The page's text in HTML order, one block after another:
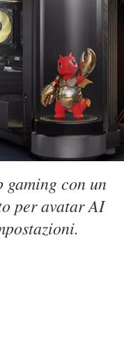
con un
per avatar AI